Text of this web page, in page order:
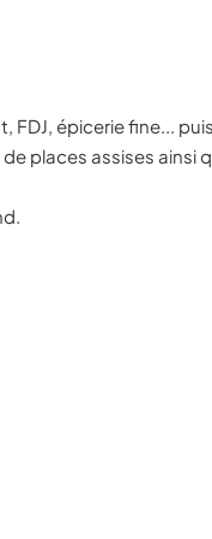
épicerie fine...
places assises ainsi